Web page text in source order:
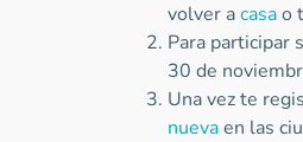
volver acasao
Para participar
30 de
Una vez te
nuevaen las